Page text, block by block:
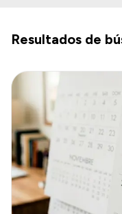
Autoridades
Referentes de
Archivo de noticias
Transparencia
Presupuesto
Boletín Oficial
Resultados de